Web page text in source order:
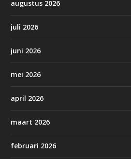
augustus 2026
juli 2026
juni 2026
mei 2026
april 2026
maart 2026
februari 2026